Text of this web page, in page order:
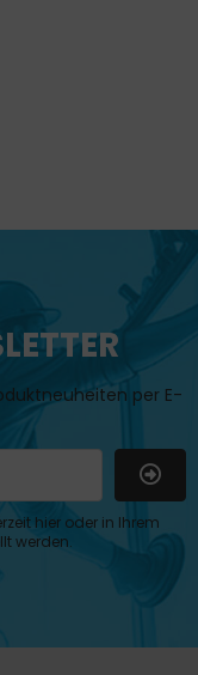
per E-
hier oder in Ihrem
werden.